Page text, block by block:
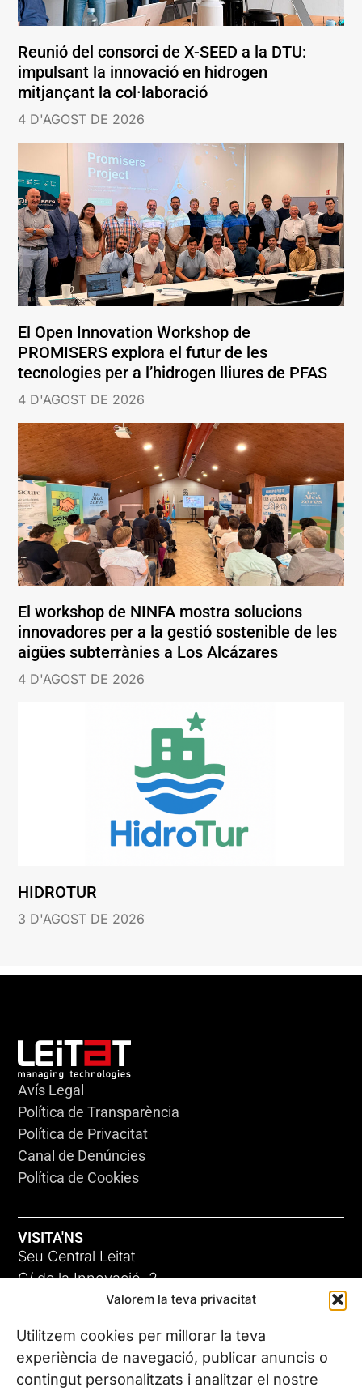
Valorem la teva privacitat
Utilitzem cookies per millorar la teva
experiència de navegació, publicar anuncis o
contingut personalitzats i analitzar el nostre
Reunió del consorci de X-SEED a la DTU:
impulsant la innovació en hidrogen
mitjançant la col·laboració
4 D'AGOST DE 2026
El Open Innovation Workshop de
PROMISERS explora el futur de les
tecnologies per a l’hidrogen lliures de PFAS
4 D'AGOST DE 2026
El workshop de NINFA mostra solucions
innovadores per a la gestió sostenible de les
aigües subterrànies a Los Alcázares
4 D'AGOST DE 2026
HIDROTUR
3 D'AGOST DE 2026
Avís Legal
Política de Transparència
Política de Privacitat
Canal de Denúncies
Política de Cookies
VISITA'NS
Seu Central Leitat
C/ de la Innovació, 2
08225 Terrassa, (Barcelona)
Coneix les nostres seus
CONTACTA’NS